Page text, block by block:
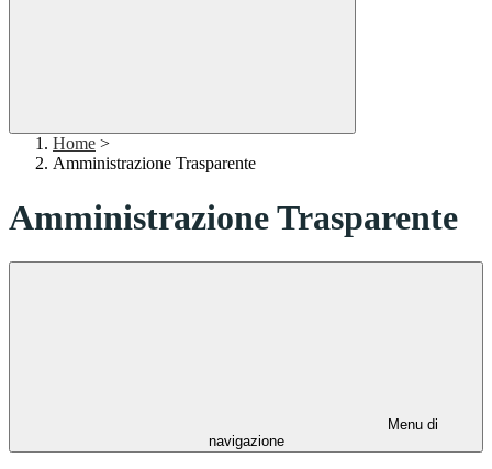
Home >
Amministrazione Trasparente
Amministrazione Trasparente
Menu di
navigazione